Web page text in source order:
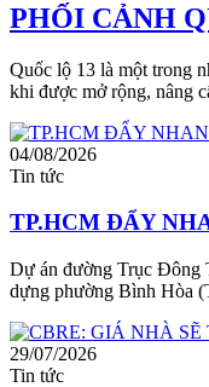
PHỐI CẢNH
Quốc lộ 13 là một trong
khi được mở rộng, nâng
04/08/2026
Tin tức
TP.HCM ĐẨY
Dự án đường Trục Đông
dựng phường Bình Hòa
29/07/2026
Tin tức